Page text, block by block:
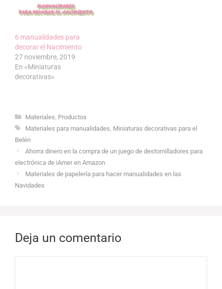
6 manualidades para
decorar el Nacimiento
27 noviembre, 2019
En «Miniaturas
decorativas»
Categorías
Materiales Productos
Etiquetas
Materiales para manualidades Miniaturas decorativas para el
Belén
Ahorra dinero en la compra de un juego de destornilladores para
electrónica de iAmer en Amazon
Materiales de papelería para hacer manualidades en las
Navidades
Deja un comentario